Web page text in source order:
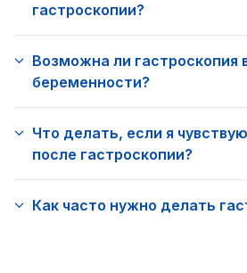
гастроскопии?
Возможна ли гастроскопия
беременности?
Что делать, если я
после гастроскопии?
Как часто нужно делать